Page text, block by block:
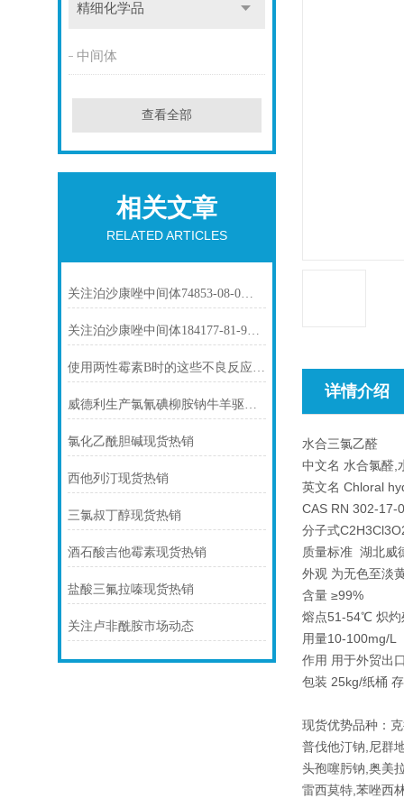
精细化学品
中间体
查看全部
相关文章
RELATED ARTICLES
关注泊沙康唑中间体74853-08-0市场动态
关注泊沙康唑中间体184177-81-9市场动态
使用两性霉素B时的这些不良反应要了解
威德利生产氯氰碘柳胺钠牛羊驱虫-61438-64-0价格
氯化乙酰胆碱现货热销
西他列汀现货热销
三氯叔丁醇现货热销
酒石酸吉他霉素现货热销
盐酸三氟拉嗪现货热销
关注卢非酰胺市场动态
详情介绍
水合三氯乙醛
中文名 水合氯醛,
英文名 Chloral
CAS RN 302-17-0
分子式
质量标准 湖北威
外观 为无色至淡
含量 ≥99%
熔点51-54℃ 炽灼
用量10-100mg/L
作用 用于外贸出
包装 25kg/纸桶
现货优势品种：
普伐他汀钠,尼群
头孢噻肟钠,奥美
雷西莫特,苯唑西